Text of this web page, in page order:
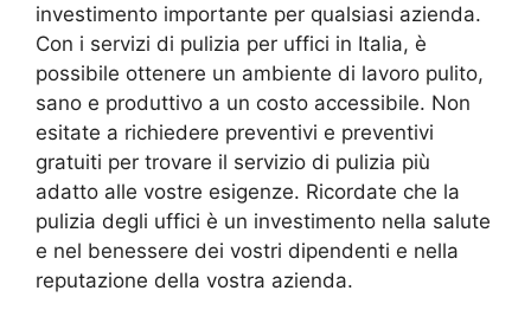
investimento importante per qualsiasi azienda.
Con i servizi di pulizia per uffici in Italia, è
possibile ottenere un ambiente di lavoro pulito,
sano e produttivo a un costo accessibile. Non
esitate a richiedere preventivi e preventivi
gratuiti per trovare il servizio di pulizia più
adatto alle vostre esigenze. Ricordate che la
pulizia degli uffici è un investimento nella salute
e nel benessere dei vostri dipendenti e nella
reputazione della vostra azienda.